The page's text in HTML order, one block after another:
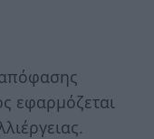
εφαρμόζεται